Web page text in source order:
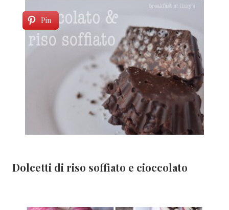
Pin
Dolcetti di riso soffiato e cioccolato